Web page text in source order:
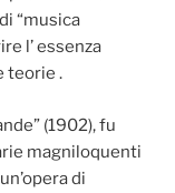
“musica
l’ essenza
teorie .
(1902), fu
magniloquenti
di